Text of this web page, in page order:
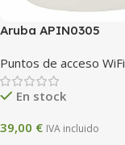
Aruba APIN0305
Puntos de acceso WiFi
En stock
39,00 € IVA incluido